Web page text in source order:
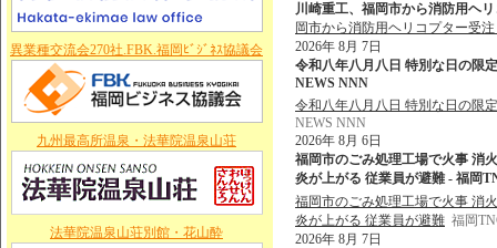
異業種交流会270社.FBK.福岡ﾋﾞｼﾞﾈｽ協議会
九州最高所温泉・法華院温泉山荘
法華院温泉山荘別館・花山酔
川崎重工、福岡市から消防用ヘ
岡市から消防用ヘリコプター受注
2026年 8月 7日
令和八年八月八日 特別な日の限
NEWS NNN
令和八年八月八日 特別な日の限
NEWS NNN
2026年 8月 6日
福岡市のごみ処理工場で火事 消
炎が上がる 従業員が避難 - 福岡
福岡市のごみ処理工場で火事 消
炎が上がる 従業員が避難 福岡
2026年 8月 7日